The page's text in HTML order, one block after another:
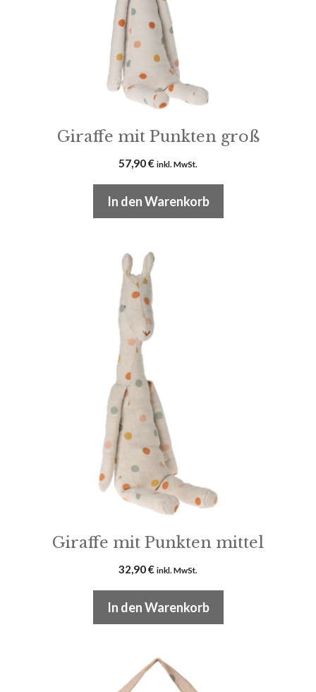
Giraffe mit Punkten groß
57,90€ inkl. MwSt.
In den Warenkorb
Giraffe mit Punkten mittel
32,90€ inkl. MwSt.
In den Warenkorb